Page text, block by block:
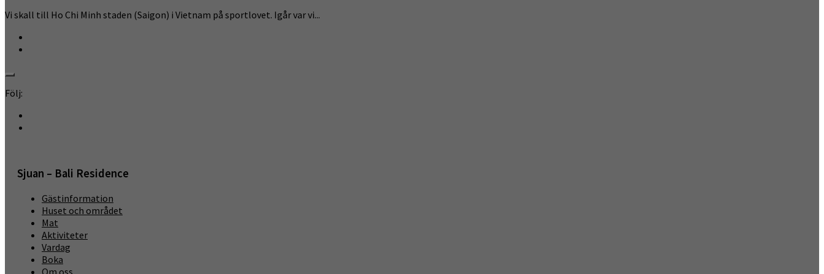
Vi skall till Ho Chi Minh staden (Saigon) i Vietnam på sportlovet. Igår var vi...
Följ:
Sjuan – Bali Residence
Gästinformation
Huset och området
Mat
Aktiviteter
Vardag
Boka